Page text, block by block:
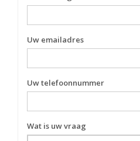
Uw emailadres
Uw telefoonnummer
Wat is uw vraag